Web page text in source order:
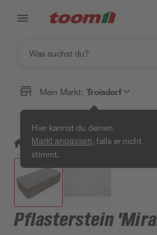
Mein Markt: Troisdorf
Hier kannst du deinen
Markt anpassen , falls er nicht
stimmt.
/ Garten & Freizeit /
Pflasterstein